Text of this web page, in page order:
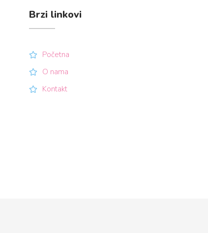
Brzi linkovi
Početna
O nama
Kontakt